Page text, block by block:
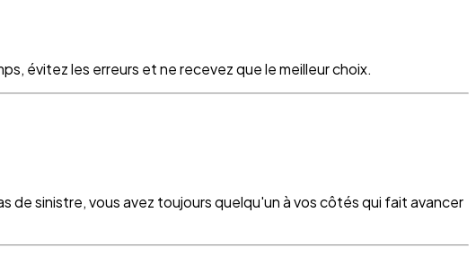
évitez les erreurs et ne recevez que le meilleur choix.
sinistre, vous avez toujours quelqu'un à vos côtés qui fait avancer